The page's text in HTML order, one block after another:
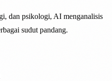
dan psikologi, AI menganalisis
sudut pandang.